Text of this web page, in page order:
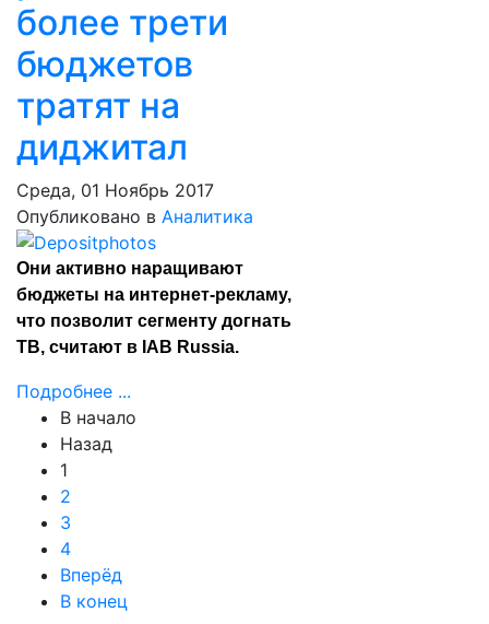
более трети
бюджетов
тратят на
диджитал
Среда, 01 Ноябрь 2017
Опубликовано в Аналитика
Они активно наращивают
бюджеты на интернет-рекламу,
что позволит сегменту догнать
ТВ, считают в IAB Russia.
Подробнее ...
В начало
Назад
1
2
3
4
Вперёд
В конец